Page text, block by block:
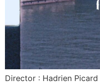
Director : Hadrien Picard